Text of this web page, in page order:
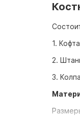
1.
2.
3.